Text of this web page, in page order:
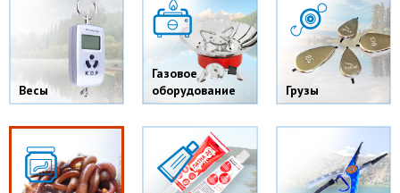
Весы
Газовое
оборудование
Грузы